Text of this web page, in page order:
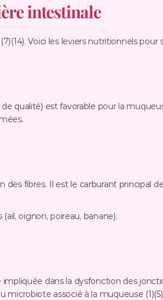
intestinale
Voici les leviers nutritionnels
qualité) est favorable pour la
fibres. Il est le carburant principal
oignon, poireau, banane).
dans la dysfonction des
associé à la muqueuse